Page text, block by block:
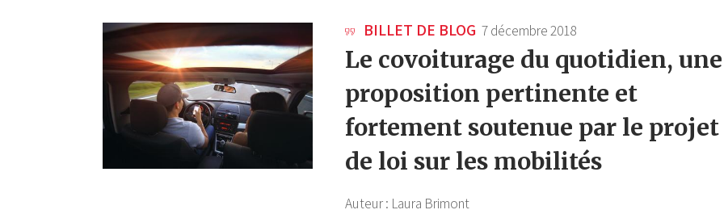
BILLET DE BLOG 7 décembre 2018
Le covoiturage du quotidien, une
proposition pertinente et
fortement soutenue par le projet
de loi sur les mobilités
Auteur : Laura Brimont